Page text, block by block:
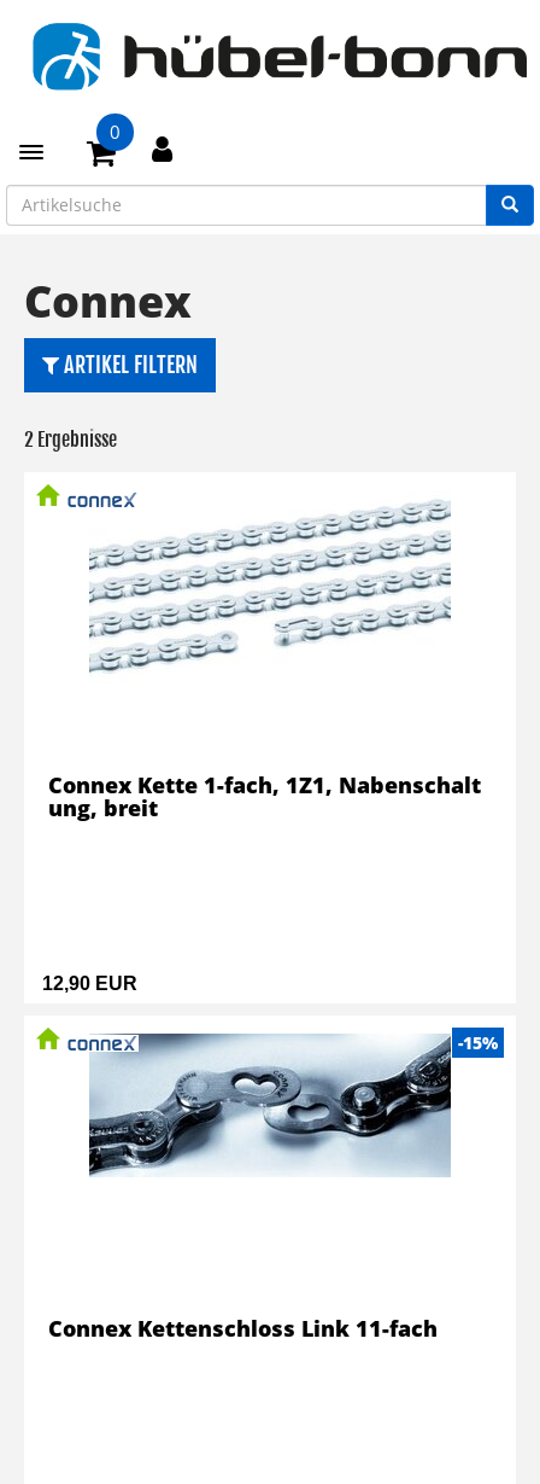
Toggle navigation
0
Connex
ARTIKEL FILTERN
2 Ergebnisse
12,90 EUR
Connex Kette 1-fach, 1Z1, Nabenschalt
ung, breit
-15%
Connex Kettenschloss Link 11-fach